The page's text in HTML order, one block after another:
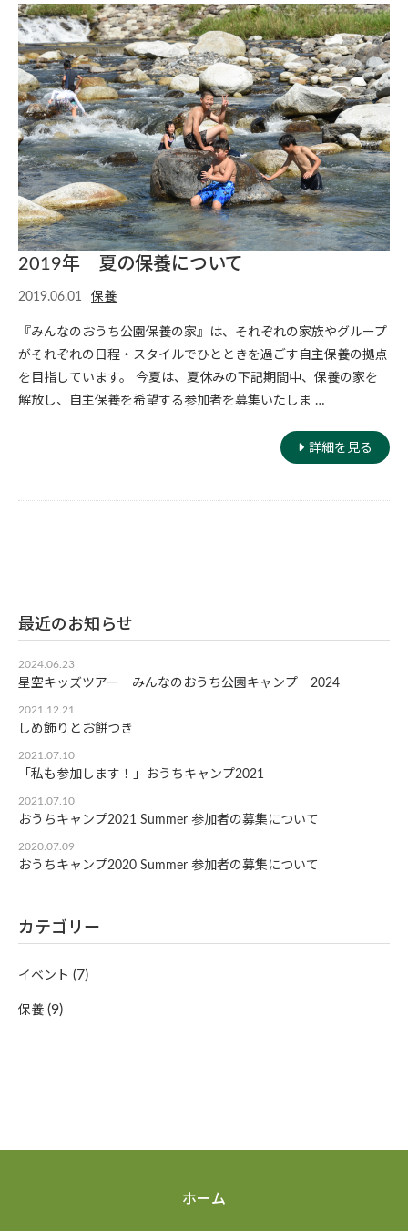
2019年 夏の保養について
2019.06.01 保養
『みんなのおうち公園保養の家』は、それぞれの家族やグループ
がそれぞれの日程・スタイルでひとときを過ごす自主保養の拠点
を目指しています。 今夏は、夏休みの下記期間中、保養の家を
解放し、自主保養を希望する参加者を募集いたしま …
詳細を見る
最近のお知らせ
2024.06.23
星空キッズツアー みんなのおうち公園キャンプ 2024
2021.12.21
しめ飾りとお餅つき
2021.07.10
「私も参加します！」おうちキャンプ2021
2021.07.10
おうちキャンプ2021 Summer 参加者の募集について
2020.07.09
おうちキャンプ2020 Summer 参加者の募集について
カテゴリー
イベント (7)
保養 (9)
ホーム